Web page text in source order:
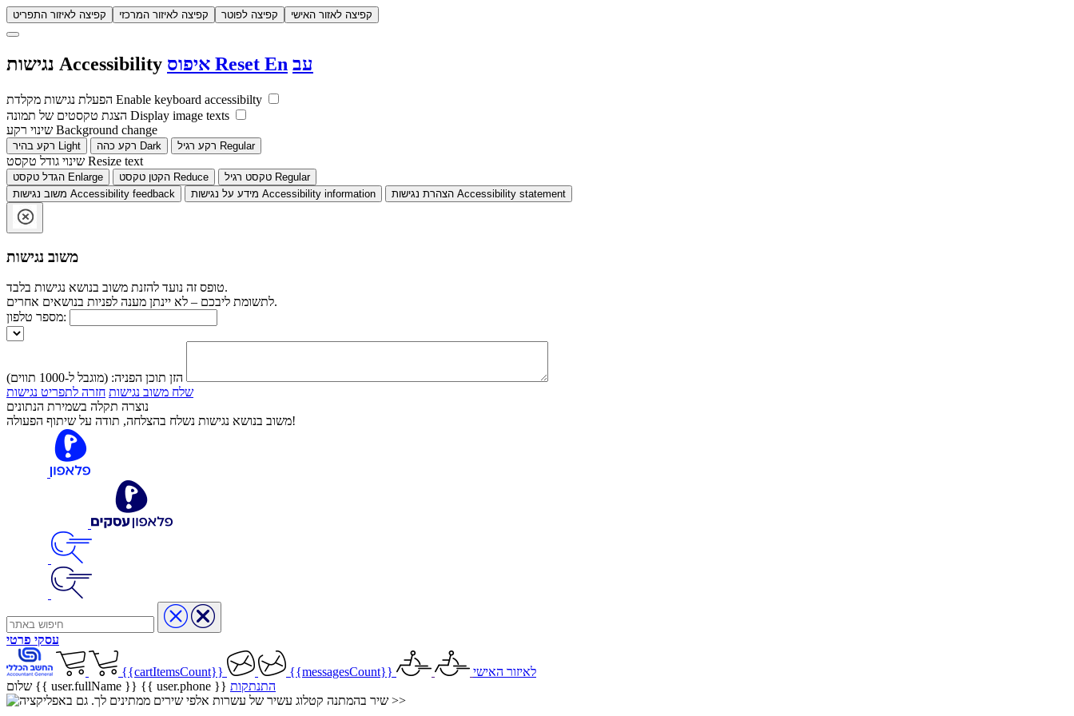
קפיצה לאיזור התפריט קפיצה לאיזור המרכזי קפיצה לפוטר קפיצה לאזור האישי
Accessibility Reset En עב
Enable keyboard accessibilty
Display image texts
Background change
Light Dark Regular
Resize text
Enlarge Reduce
Regular
Accessibility feedback Accessibility information Accessibility statement
משוב נגישות
טופס זה נועד להזנת משוב בנושא נגישות בלבד.
לתשומת ליבכם – לא יינתן מענה לפניות בנושאים אחרים.
מספר טלפון:
הזן תוכן הפניה: (מוגבל ל-1000 תווים)
שלח משוב נגישות חזרה לתפריט נגישות
נוצרה תקלה בשמירת הנתונים
משוב בנושא נגישות נשלח בהצלחה, תודה על שיתוף הפעולה!
עסקי פרטי
{{cartItemsCount}} {{messagesCount}}
לאיזור האישי
שלום {{ user.fullName }} {{ user.phone }} התנתקות